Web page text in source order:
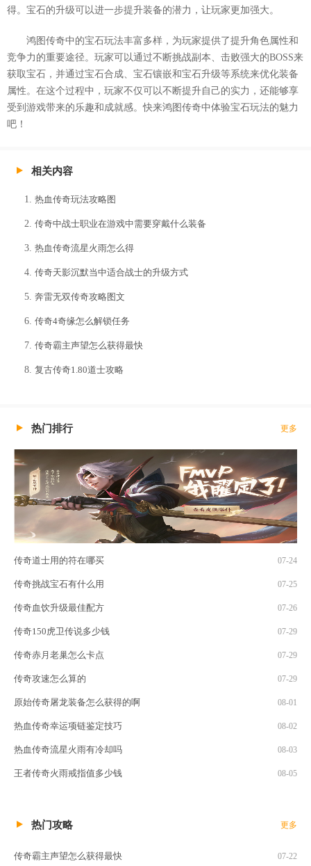
得。宝石的升级可以进一步提升装备的潜力，让玩家更加强大。
鸿图传奇中的宝石玩法丰富多样，为玩家提供了提升角色属性和
竞争力的重要途径。玩家可以通过不断挑战副本、击败强大的BOSS来
获取宝石，并通过宝石合成、宝石镶嵌和宝石升级等系统来优化装备
属性。在这个过程中，玩家不仅可以不断提升自己的实力，还能够享
受到游戏带来的乐趣和成就感。快来鸿图传奇中体验宝石玩法的魅力
吧！
相关内容
热血传奇玩法攻略图
传奇中战士职业在游戏中需要穿戴什么装备
热血传奇流星火雨怎么得
传奇天影沉默当中适合战士的升级方式
奔雷无双传奇攻略图文
传奇4奇缘怎么解锁任务
传奇霸主声望怎么获得最快
复古传奇1.80道士攻略
热门排行 更多
传奇道士用的符在哪买 07-24
传奇挑战宝石有什么用 07-25
传奇血饮升级最佳配方 07-26
传奇150虎卫传说多少钱 07-29
传奇赤月老巢怎么卡点 07-29
传奇攻速怎么算的 07-29
原始传奇屠龙装备怎么获得的啊 08-01
热血传奇幸运项链鉴定技巧 08-02
热血传奇流星火雨有冷却吗 08-03
王者传奇火雨戒指值多少钱 08-05
热门攻略 更多
传奇霸主声望怎么获得最快 07-22